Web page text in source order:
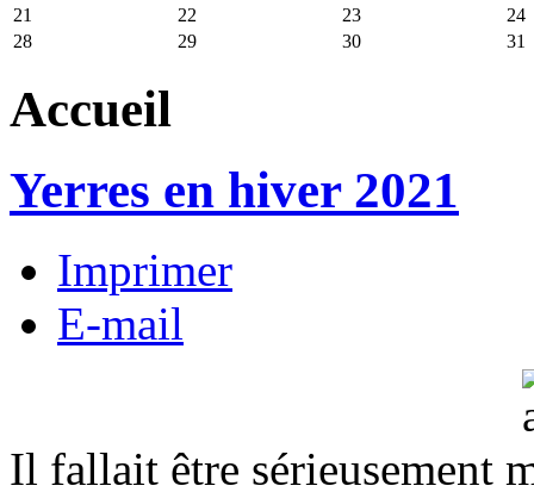
21
22 23
24
28
29 30 31
Accueil
Yerres en hiver 2021
Imprimer
E-mail
Il fallait être sérieusement